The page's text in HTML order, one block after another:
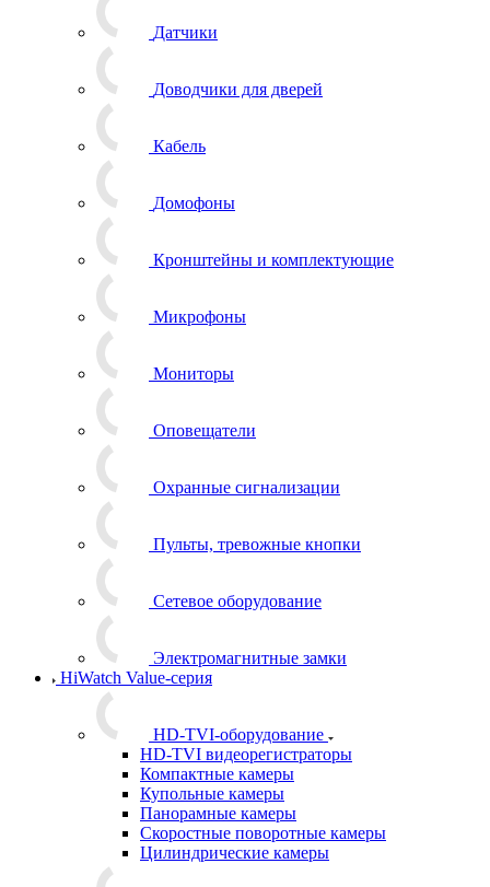
Датчики
Доводчики для дверей
Кабель
Домофоны
Кронштейны и комплектующие
Микрофоны
Мониторы
Оповещатели
Охранные сигнализации
Пульты, тревожные кнопки
Сетевое оборудование
Электромагнитные замки
HiWatch Value-серия
HD-TVI-оборудование
HD-TVI видеорегистраторы
Компактные камеры
Купольные камеры
Панорамные камеры
Скоростные поворотные камеры
Цилиндрические камеры